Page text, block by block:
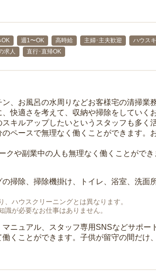
OK 週1〜OK 高時給 主婦･主夫歓迎 ハウス
求人 直行･直帰OK
、お風呂の水周りなどお客様宅の清掃業務
快適さを考えて、収納や掃除をしていく
キルアップしたいというスタッフも多く
ペースで無理なく働くことができます。
クや副業中の人も無理なく働くことができ
掃除、掃除機掛け、トイレ、浴室、洗面
ハウスクリーニングとは異なります。
が必要なお仕事はありません。
ニュアル、スタッフ専用SNSなどサポー
くことができます。子供が留守の間だけ